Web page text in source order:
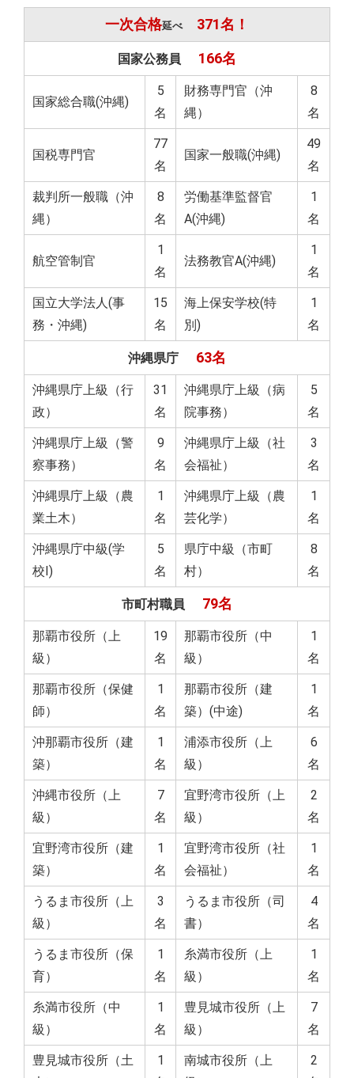
一次合格延べ371名！
国家公務員 166名
国家総合職(沖縄)
5
名
財務専門官（沖
縄）
8
名
国税専門官
77
名
国家一般職(沖縄)
49
名
裁判所一般職（沖
縄）
8
名
労働基準監督官
A(沖縄)
1
名
航空管制官
1
名
法務教官A(沖縄)
1
名
国立大学法人(事
務・沖縄)
15
名
海上保安学校(特
別)
1
名
沖縄県庁 63名
沖縄県庁上級（行
政）
31
名
沖縄県庁上級（病
院事務）
5
名
沖縄県庁上級（警
察事務）
9
名
沖縄県庁上級（社
会福祉）
3
名
沖縄県庁上級（農
業土木）
1
名
沖縄県庁上級（農
芸化学）
1
名
沖縄県庁中級(学
校Ⅰ)
5
名
県庁中級（市町
村）
8
名
市町村職員 79名
那覇市役所（上
級）
19
名
那覇市役所（中
級）
1
名
那覇市役所（保健
師）
1
名
那覇市役所（建
築）(中途)
1
名
沖那覇市役所（建
築）
1
名
浦添市役所（上
級）
6
名
沖縄市役所（上
級）
7
名
宜野湾市役所（上
級）
2
名
宜野湾市役所（建
築）
1
名
宜野湾市役所（社
会福祉）
1
名
うるま市役所（上
級）
3
名
うるま市役所（司
書）
4
名
うるま市役所（保
育）
1
名
糸満市役所（上
級）
1
名
糸満市役所（中
級）
1
名
豊見城市役所（上
級）
7
名
豊見城市役所（土
1
南城市役所（上
2